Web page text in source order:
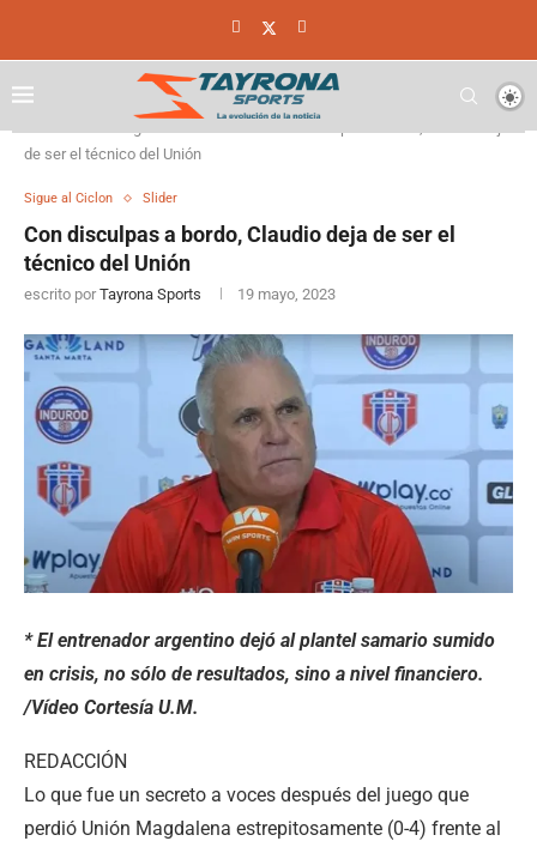
de ser el técnico del Unión
Sigue al Ciclon Slider
Con disculpas a bordo, Claudio deja de ser el
técnico del Unión
escrito por Tayrona Sports 19 mayo, 2023
* El entrenador argentino dejó al plantel samario sumido
en crisis, no sólo de resultados, sino a nivel financiero.
/Vídeo Cortesía U.M.
REDACCIÓN
Lo que fue un secreto a voces después del juego que
perdió Unión Magdalena estrepitosamente (0-4) frente al